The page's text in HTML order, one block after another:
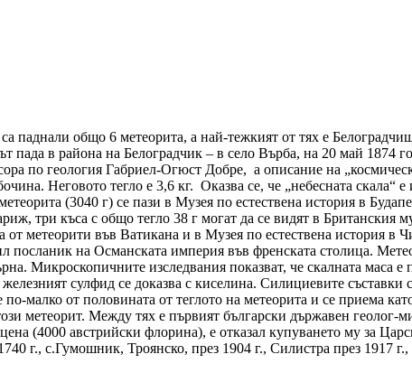
паднали общо 6 метеорита, а най-тежкият от тях е
в района на Белоградчик – в село Върба, на 20 май 1874
по геология Габриел-Огюст Добре, а описание на
Неговото тегло е 3,6 кг. Оказва се, че „небесната
(3040 г) се пази в Музея по естествена история в
три къса с общо тегло 38 г могат да се видят в Британския
метеорити във Ватикана и в Музея по естествена история в
на Османската империя във френската столица.
Микроскопичните изследвания показват, че скалната маса
сулфид се доказва с киселина. Силициевите
малко от половината от теглото на метеорита и се приема
метеорит. Между тях е първият български държавен геолог-
(4000 австрийски флорина), е отказал купуването му за
г., с.Гумошник, Троянско, през 1904 г., Силистра през 1917